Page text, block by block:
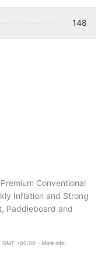
148
Conventional
Inflation and Strong
Paddleboard and
GMT +00:00 - More info)